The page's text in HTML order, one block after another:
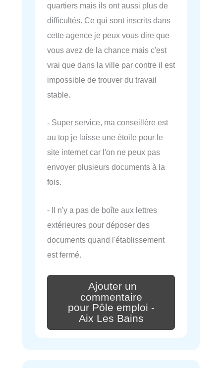
quartiers mais ils ont aussi plus de
difficultés. Ce qui sont inscrits dans
cette agence je peux vous dire que
vous avez de la chance mais c'est
vrai que dans la ville par contre il est
impossible de trouver du travail
stable.
- Super service, ma conseillère est
au top je laisse une étoile pour le
site internet car l'on ne peux pas
envoyer plusieurs documents à la
fois.
- Il n'y a pas de boîte aux lettres
extérieures pour déposer des
documents quand l'établissement
est fermé.
Ajouter un
commentaire
pour Pôle emploi -
Aix Les Bains